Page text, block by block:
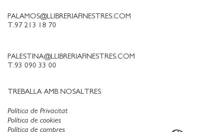
PALAMOS@LLIBRERIAFINESTRES.COM
T.97 213 18 70
PALESTINA@LLIBRERIAFINESTRES.COM
T.93 090 33 00
TREBALLA AMB NOSALTRES
Política de Privacitat
Política de cookies
Política de compres